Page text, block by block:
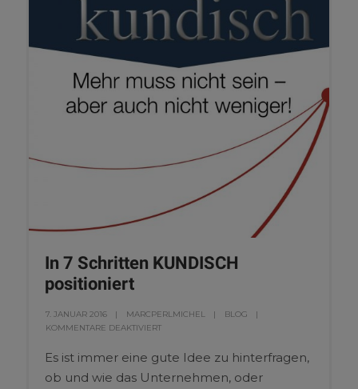
In 7 Schritten KUNDISCH
positioniert
7. JANUAR 2016 MARCPERLMICHEL
BLOG
KOMMENTARE DEAKTIVIERT
Es ist immer eine gute Idee zu hinterfragen,
ob und wie das Unternehmen, oder